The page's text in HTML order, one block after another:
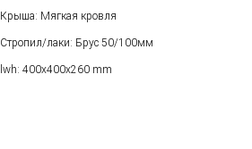
Крыша: Мягкая кровля
Стропил/лаки: Брус 50/100мм
lwh: 400x400x260 mm